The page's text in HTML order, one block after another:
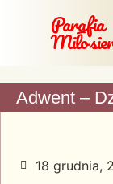
Parafia
Adwent –
18 grudnia,